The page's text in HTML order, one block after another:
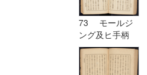
73 モールジ
ング及ヒ手柄